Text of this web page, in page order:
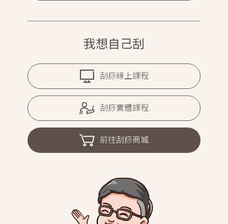
我想自己刮
刮痧線上課程
刮痧實體課程
前往刮痧商城